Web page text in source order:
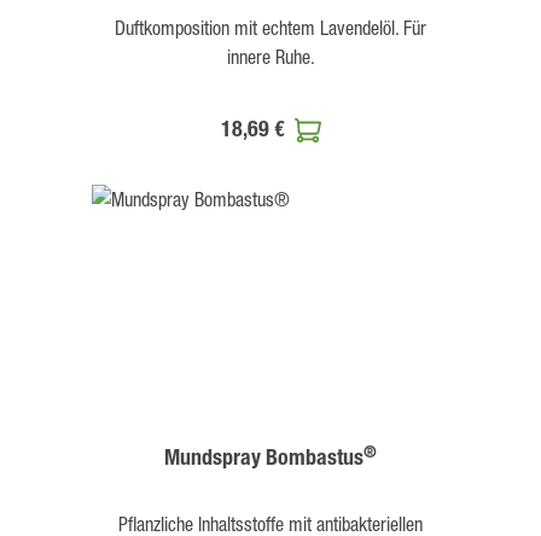
Duftkomposition mit echtem Lavendelöl. Für
innere Ruhe.
18,69 €
Mundspray Bombastus®
Pflanzliche Inhaltsstoffe mit antibakteriellen